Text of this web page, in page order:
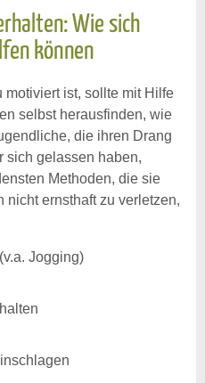
Wie sich
können
ist, sollte mit Hilfe
selbst herausfinden, wie
die ihren Drang
sich gelassen haben,
Methoden, die sie
nicht ernsthaft zu verletzen,
Jogging)